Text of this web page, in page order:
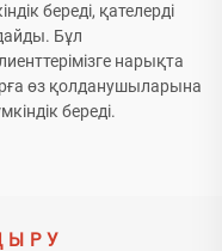
береді, қателерді
Бұл
нарықта
өз қолданушыларына
береді.